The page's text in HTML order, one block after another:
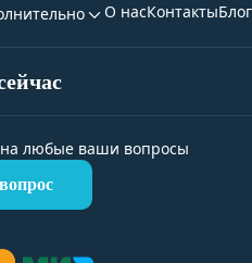
О насКонтактыБлог
любые ваши вопросы